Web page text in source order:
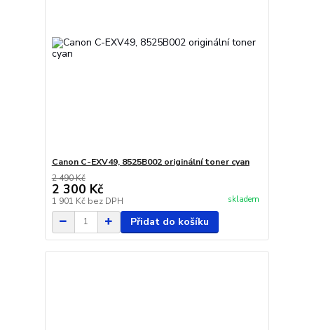
Canon C-EXV49, 8525B002 originální toner cyan
2 490 Kč
2 300 Kč
1 901 Kč bez DPH skladem
Přidat do košíku